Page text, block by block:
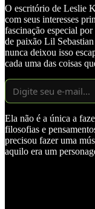
O escritório de Leslie
com seus interesses
fascinação especial
de paixão Lil
nunca deixou isso
cada uma das coisas
Ela não é a única a
filosofias e
precisou fazer uma
aquilo era um